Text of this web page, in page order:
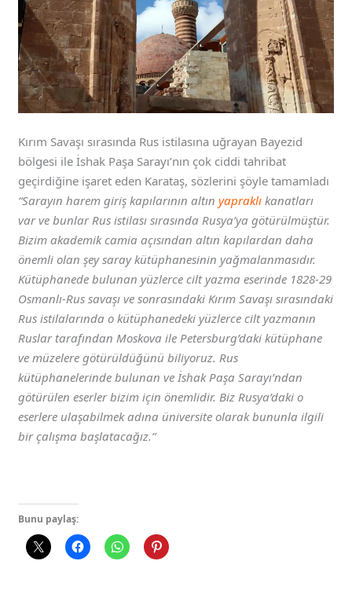
Kırım Savaşı sırasında Rus istilasına uğrayan Bayezid
bölgesi ile İshak Paşa Sarayı’nın çok ciddi tahribat
geçirdiğine işaret eden Karataş, sözlerini şöyle tamamladı
“Sarayın harem giriş kapılarının altınyapraklı kanatları
var ve bunlar Rus istilası sırasında Rusya’ya götürülmüştür.
Bizim akademik camia açısından altın kapılardan daha
önemli olan şey saray kütüphanesinin yağmalanmasıdır.
Kütüphanede bulunan yüzlerce cilt yazma eserinde 1828-29
Osmanlı-Rus savaşı ve sonrasındaki Kırım Savaşı sırasındaki
Rus istilalarında o kütüphanedeki yüzlerce cilt yazmanın
Ruslar tarafından Moskova ile Petersburg’daki kütüphane
ve müzelere götürüldüğünü biliyoruz. Rus
kütüphanelerinde bulunan ve İshak Paşa Sarayı’ndan
götürülen eserler bizim için önemlidir. Biz Rusya’daki o
eserlere ulaşabilmek adına üniversite olarak bununla ilgili
bir çalışma başlatacağız.”
Bunu paylaş: